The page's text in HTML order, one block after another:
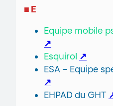
■ E
Equipe mobile
↗
Esquirol ↗
ESA – Equipe
↗
EHPAD du GHT